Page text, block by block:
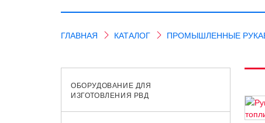
ГЛАВНАЯ КАТАЛОГ ПРОМЫШЛЕННЫЕ
ОБОРУДОВАНИЕ ДЛЯ
ИЗГОТОВЛЕНИЯ РВД